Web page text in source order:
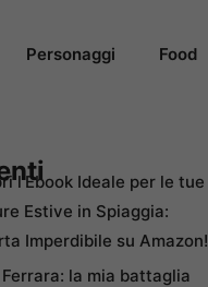
Personaggi Food
l’Ebook Ideale per le tue
Estive in Spiaggia:
Imperdibile su Amazon!
la mia battaglia